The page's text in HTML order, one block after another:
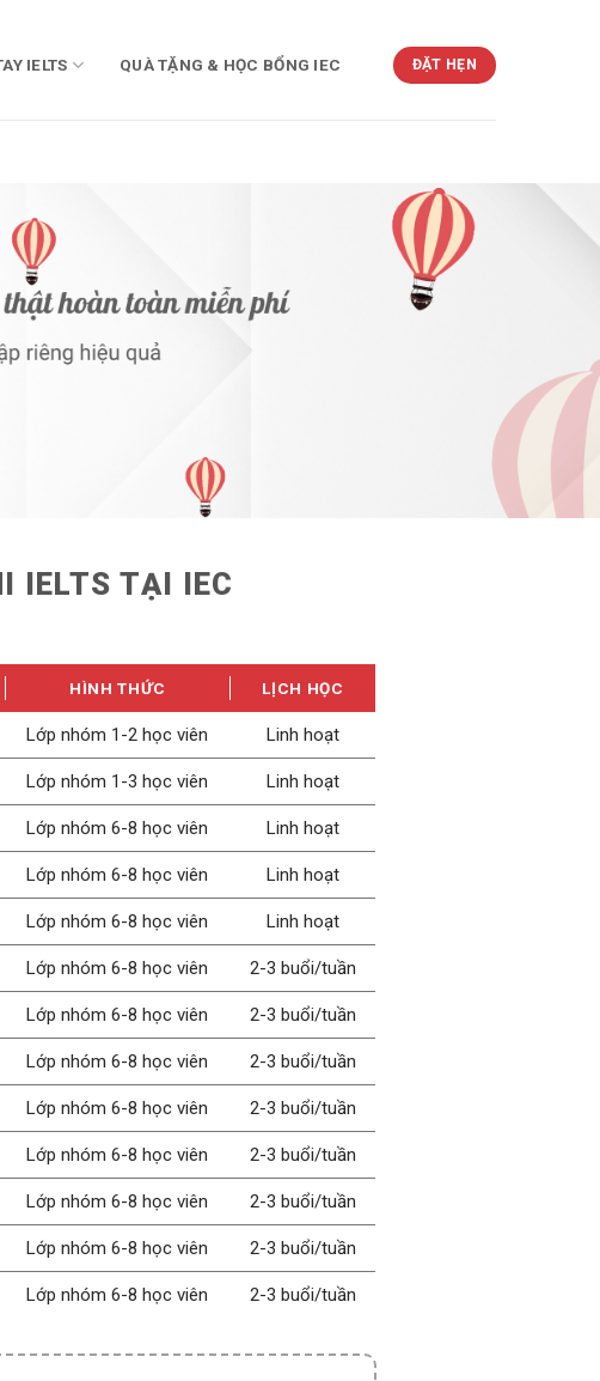
IELTS QUÀ TẶNG & HỌC BỔNG IEC ĐẶT HẸN
IELTS TẠI IEC
HÌNH THỨC LỊCH HỌC
Lớp nhóm 1-2 học viên Linh hoạt
Lớp nhóm 1-3 học viên Linh hoạt
Lớp nhóm 6-8 học viên Linh hoạt
Lớp nhóm 6-8 học viên Linh hoạt
Lớp nhóm 6-8 học viên Linh hoạt
Lớp nhóm 6-8 học viên 2-3 buổi/tuần
Lớp nhóm 6-8 học viên 2-3 buổi/tuần
Lớp nhóm 6-8 học viên 2-3 buổi/tuần
Lớp nhóm 6-8 học viên 2-3 buổi/tuần
Lớp nhóm 6-8 học viên 2-3 buổi/tuần
Lớp nhóm 6-8 học viên 2-3 buổi/tuần
Lớp nhóm 6-8 học viên 2-3 buổi/tuần
Lớp nhóm 6-8 học viên 2-3 buổi/tuần